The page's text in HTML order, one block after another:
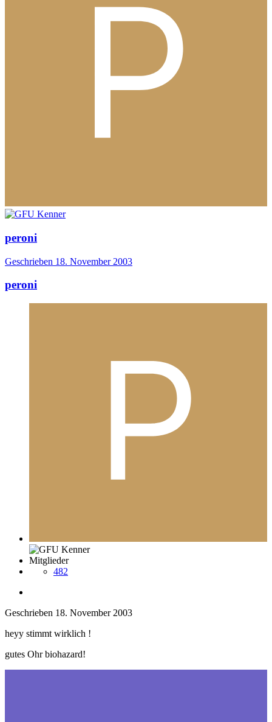
peroni
Geschrieben 18. November 2003
peroni
Mitglieder
482
Geschrieben 18. November 2003
heyy stimmt wirklich !
gutes Ohr biohazard!